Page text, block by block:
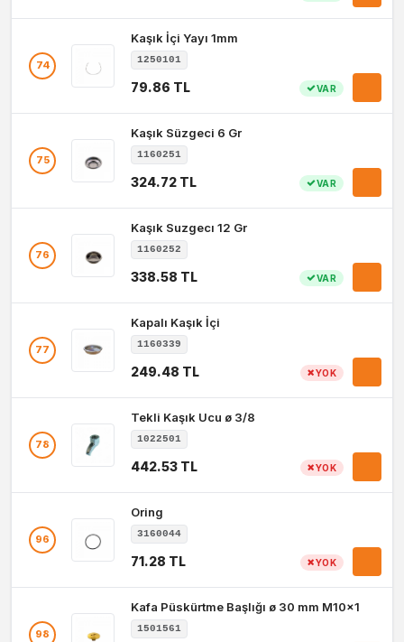
74
Kaşık İçi Yayı 1mm
1250101
79.86 TL VAR
75
Kaşık Süzgeci 6 Gr
1160251
324.72 TL VAR
76
Kaşık Suzgecı 12 Gr
1160252
338.58 TL VAR
77
Kapalı Kaşık İçi
1160339
249.48 TL YOK
78
Tekli Kaşık Ucu ø 3/8
1022501
442.53 TL YOK
96
Oring
3160044
71.28 TL YOK
98
Kafa Püskürtme Başlığı ø 30 mm M10x1
1501561